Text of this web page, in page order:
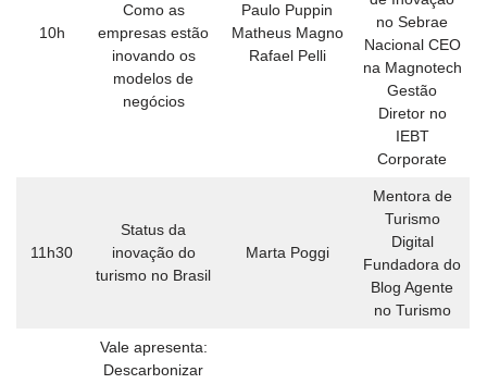
10h
Como as
empresas estão
inovando os
modelos de
negócios
Paulo Puppin
Matheus Magno
Rafael Pelli
no Sebrae
Nacional CEO
na Magnotech
Gestão
Diretor no
IEBT
Corporate
11h30
Status da
inovação do
turismo no Brasil
Marta Poggi
Mentora de
Turismo
Digital
Fundadora do
Blog Agente
no Turismo
Vale apresenta:
Descarbonizar